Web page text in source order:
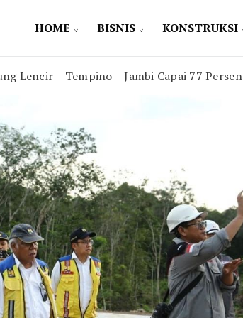
HOME BISNIS KONSTRUKSI
Lencir – Tempino – Jambi Capai 77 Persen